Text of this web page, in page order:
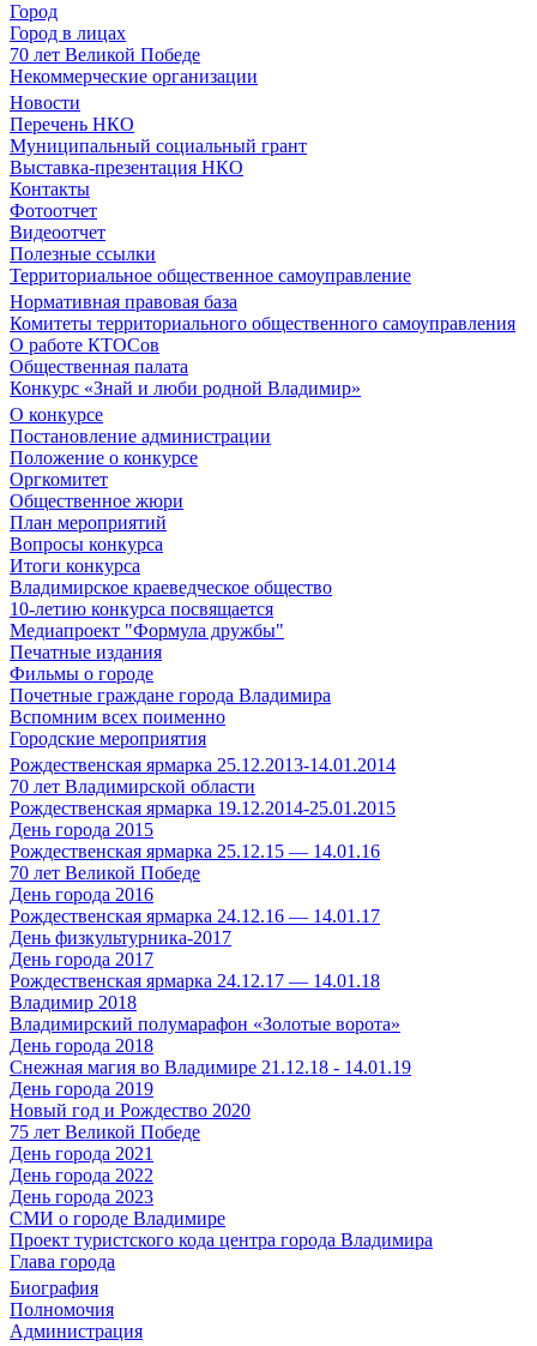
Город
Город в лицах
70 лет Великой Победе
Некоммерческие организации
Новости
Перечень НКО
Муниципальный социальный грант
Выставка-презентация НКО
Контакты
Фотоотчет
Видеоотчет
Полезные ссылки
Территориальное общественное самоуправление
Нормативная правовая база
Комитеты территориального общественного самоуправления
О работе КТОСов
Общественная палата
Конкурс «Знай и люби родной Владимир»
О конкурсе
Постановление администрации
Положение о конкурсе
Оргкомитет
Общественное жюри
План мероприятий
Вопросы конкурса
Итоги конкурса
Владимирское краеведческое общество
10-летию конкурса посвящается
Медиапроект "Формула дружбы"
Печатные издания
Фильмы о городе
Почетные граждане города Владимира
Вспомним всех поименно
Городские мероприятия
Рождественская ярмарка 25.12.2013-14.01.2014
70 лет Владимирской области
Рождественская ярмарка 19.12.2014-25.01.2015
День города 2015
Рождественская ярмарка 25.12.15 — 14.01.16
70 лет Великой Победе
День города 2016
Рождественская ярмарка 24.12.16 — 14.01.17
День физкультурника-2017
День города 2017
Рождественская ярмарка 24.12.17 — 14.01.18
Владимир 2018
Владимирский полумарафон «Золотые ворота»
День города 2018
Снежная магия во Владимире 21.12.18 - 14.01.19
День города 2019
Новый год и Рождество 2020
75 лет Великой Победе
День города 2021
День города 2022
День города 2023
СМИ о городе Владимире
Проект туристского кода центра города Владимира
Глава города
Биография
Полномочия
Администрация